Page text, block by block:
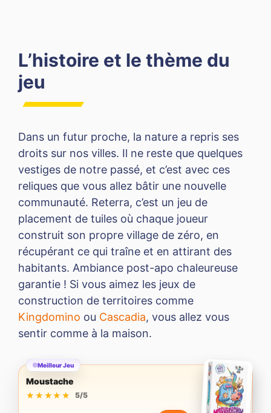
L’histoire et le thème du
jeu
Dans un futur proche, la nature a repris ses
droits sur nos villes. Il ne reste que quelques
vestiges de notre passé, et c’est avec ces
reliques que vous allez bâtir une nouvelle
communauté. Reterra, c’est un jeu de
placement de tuiles où chaque joueur
construit son propre village de zéro, en
récupérant ce qui traîne et en attirant des
habitants. Ambiance post-apo chaleureuse
garantie ! Si vous aimez les jeux de
construction de territoires comme
Kingdomino ou Cascadia, vous allez vous
sentir comme à la maison.
Meilleur Jeu
Moustache
★★★★★
★★★★★ 5/5